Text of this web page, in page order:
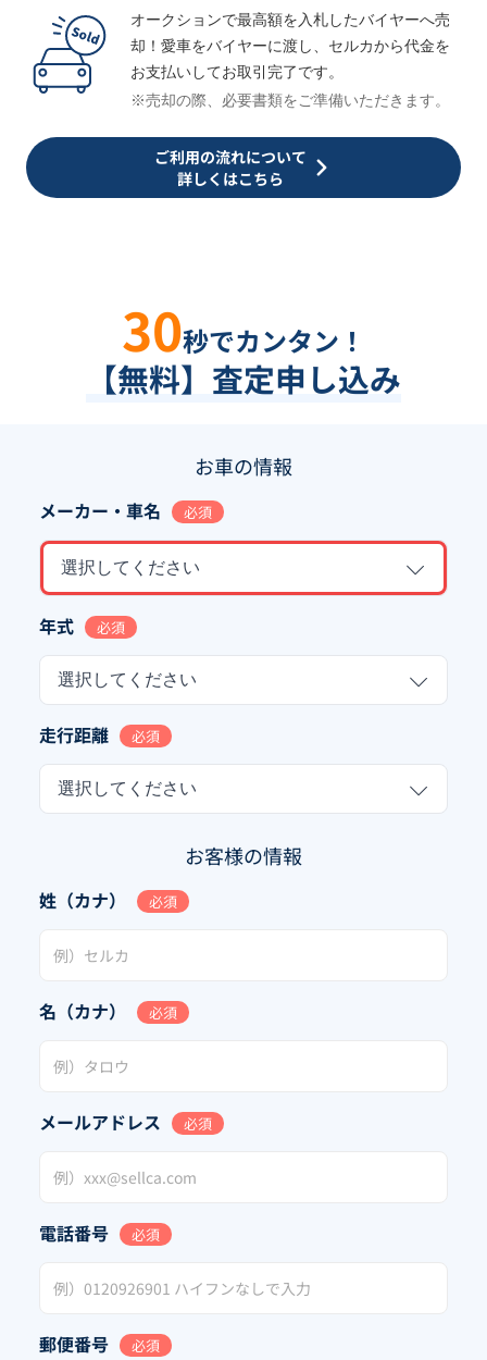
オークションで最高額を入札したバイヤーへ売
却！愛車をバイヤーに渡し、セルカから代金を
お支払いしてお取引完了です。
※売却の際、必要書類をご準備いただきます。
ご利用の流れについて
詳しくはこちら
30秒でカンタン！
【無料】査定申し込み
お車の情報
メーカー・車名 必須
選択してください
年式 必須
選択してください
走行距離 必須
選択してください
お客様の情報
姓（カナ） 必須
名（カナ） 必須
メールアドレス 必須
電話番号 必須
郵便番号 必須